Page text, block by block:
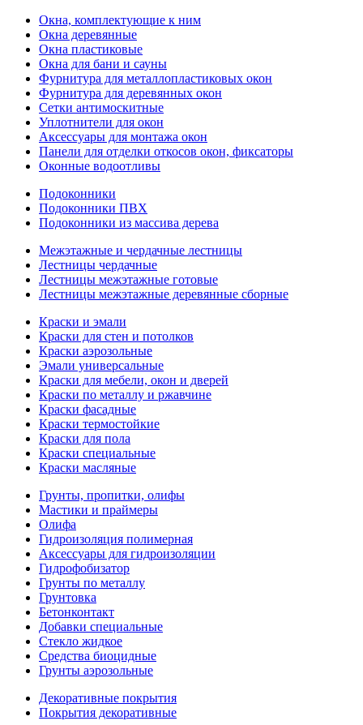
Окна, комплектующие к ним
Окна деревянные
Окна пластиковые
Окна для бани и сауны
Фурнитура для металлопластиковых окон
Фурнитура для деревянных окон
Сетки антимоскитные
Уплотнители для окон
Аксессуары для монтажа окон
Панели для отделки откосов окон, фиксаторы
Оконные водоотливы
Подоконники
Подоконники ПВХ
Подоконники из массива дерева
Межэтажные и чердачные лестницы
Лестницы чердачные
Лестницы межэтажные готовые
Лестницы межэтажные деревянные сборные
Краски и эмали
Краски для стен и потолков
Краски аэрозольные
Эмали универсальные
Краски для мебели, окон и дверей
Краски по металлу и ржавчине
Краски фасадные
Краски термостойкие
Краски для пола
Краски специальные
Краски масляные
Грунты, пропитки, олифы
Мастики и праймеры
Олифа
Гидроизоляция полимерная
Аксессуары для гидроизоляции
Гидрофобизатор
Грунты по металлу
Грунтовка
Бетонконтакт
Добавки специальные
Стекло жидкое
Средства биоцидные
Грунты аэрозольные
Декоративные покрытия
Покрытия декоративные